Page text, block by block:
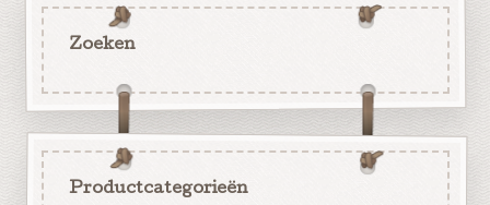
Zoeken
Productcategorieën